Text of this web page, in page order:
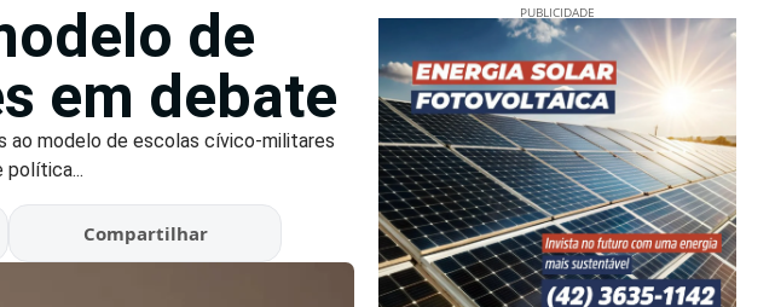
de
em debate
ao modelo de escolas cívico-militares
política...
Compartilhar
PUBLICIDADE